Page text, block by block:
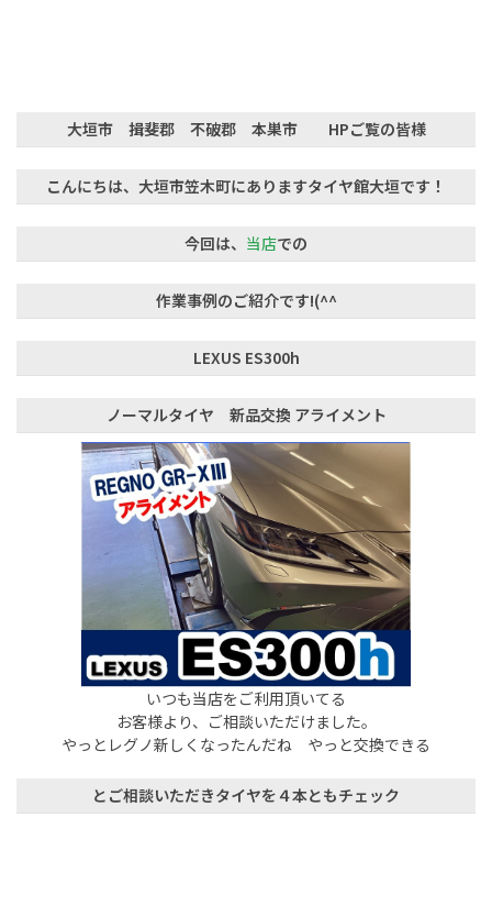
大垣市 揖斐郡 不破郡 本巣市 HPご覧の皆様
こんにちは、大垣市笠木町にありますタイヤ館大垣です！
今回は、 当店での
作業事例のご紹介です!(^^
LEXUS ES300h
ノーマルタイヤ 新品交換 アライメント
いつも当店をご利用頂いてる
お客様より、ご相談いただけました。
やっとレグノ新しくなったんだね やっと交換できる
とご相談いただきタイヤを４本ともチェック